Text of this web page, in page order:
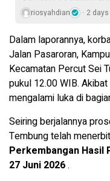
riosyahdian 2 days
Dalam laporannya,
Jalan Pasaroran,
Kecamatan Percut Sei
pukul 12.00 WIB.
mengalami luka di
Seiring berjalannya
Tembung telah
Perkembangan Hasil
27 Juni 2026.